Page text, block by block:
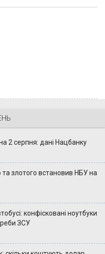
2 серпня: дані Нацбанку
злотого встановив НБУ на
конфісковані ноутбуки
ЗСУ